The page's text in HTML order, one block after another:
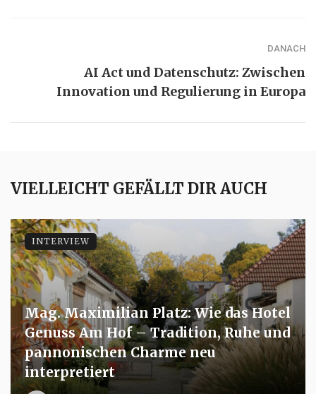
DANACH
AI Act und Datenschutz: Zwischen
Innovation und Regulierung in Europa
VIELLEICHT GEFÄLLT DIR AUCH
Mag. Maximilian Platz: Wie das Hotel
Genuss Am Hof – Tradition, Ruhe und
pannonischen Charme neu
interpretiert
INTERVIEW